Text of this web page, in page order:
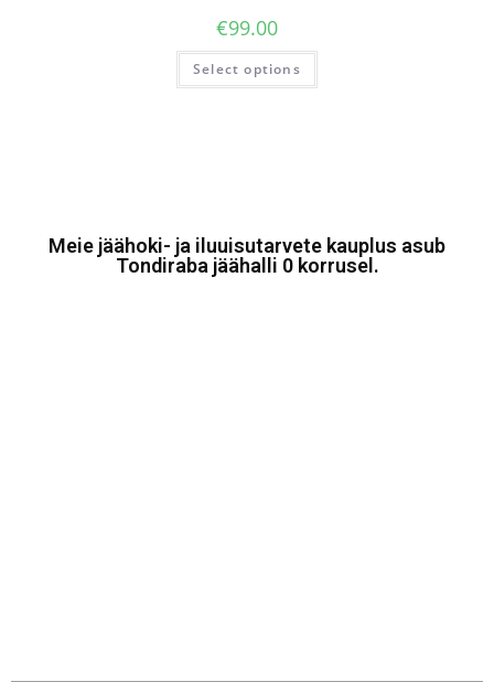
€99.00
Select options
Meie jäähoki- ja iluuisutarvete kauplus asub
Tondiraba jäähalli 0 korrusel.